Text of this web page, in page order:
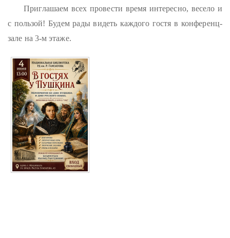
Приглашаем всех провести время интересно, весело и
с пользой! Будем рады видеть каждого гостя в конференц-
зале на 3-м этаже.